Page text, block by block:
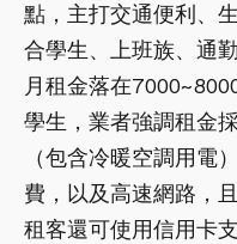
點，主打交通便利、
合學生、上班族、通
月租金落在
學生，業者強調租金
（包含冷暖空調用電
費，以及高速網路，
租客還可使用信用卡